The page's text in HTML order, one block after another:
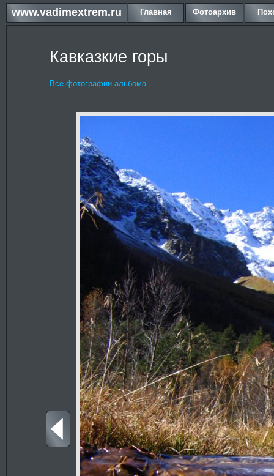
www.vadimextrem.ru Главная Фотоархив
Кавказкие горы
Все фотографии альбома